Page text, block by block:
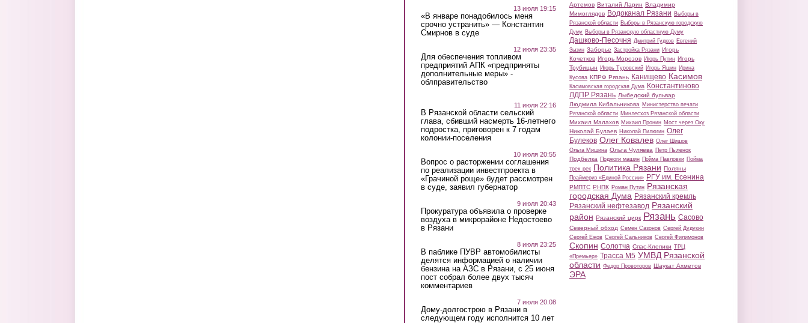
13 июля 19:15
«В январе понадобилось меня
срочно устранить» — Константин
Смирнов в суде
12 июля 23:35
Для обеспечения топливом
предприятий АПК «предприняты
дополнительные меры» -
облправительство
11 июля 22:16
В Рязанской области сельский
глава, сбивший насмерть 16-летнего
подростка, приговорен к 7 годам
колонии-поселения
10 июля 20:55
Вопрос о расторжении соглашения
по реализации инвестпроекта в
«Грачиной роще» будет рассмотрен
в суде, заявил губернатор
9 июля 20:43
Прокуратура объявила о проверке
воздуха в микрорайоне Недостоево
в Рязани
8 июля 23:25
В паблике ПУВР автомобилисты
делятся информацией о наличии
бензина на АЗС в Рязани, с 25 июня
пост собрал более двух тысяч
комментариев
7 июля 20:08
Дому-долгострою в Рязани в
следующем году исполнится 10 лет
Артемов Виталий Ларин Владимир
Мимоглядов Водоканал Рязани Выборы в
Рязанской области Выборы в Рязанскую городскую
Думу Выборы в Рязанскую областную Думу
Дашково-Песочня Дмитрий Гудков Евгений
Зызин Заборье Застройка Рязани Игорь
Кочетков Игорь Морозов Игорь Путин Игорь
Трубицын Игорь Туровский Игорь Яшин Ирина
Кусова КПРФ Рязань Канищево Касимов
Касимовская городская Дума Константиново
ЛДПР Рязань Лыбедский бульвар
Людмила Кибальникова Министерство печати
Рязанской области Минлесхоз Рязанской области
Михаил Малахов Михаил Пронин Мост через Оку
Николай Булаев Николай Пилюгин Олег
Булеков Олег Ковалев Олег Шишов
Ольга Мишина Ольга Чуляева Петр Пыленок
Подбелка Поджоги машин Пойма Павловки Пойма
трех рек Политика Рязани Поляны
Праймериз «Единой России» РГУ им. Есенина
РМПТС РНПК Роман Путин Рязанская
городская Дума Рязанский кремль
Рязанский нефтезавод Рязанский
район Рязанский цирк Рязань Сасово
Северный обход Семен Сазонов Сергей Дудукин
Сергей Ежов Сергей Сальников Сергей Филимонов
Скопин Солотча Спас-Клепики ТРЦ
«Премьер» Трасса М5 УМВД Рязанской
области Федор Провоторов Шаукат Ахметов
ЭРА